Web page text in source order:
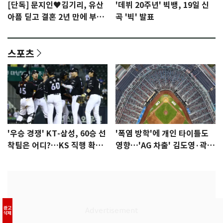
[단독] 문지인♥김기리, 유산
아픔 딛고 결혼 2년 만에 부모
'데뷔 20주년' 빅뱅, 19일 신
곡 '빅' 발표
스포츠
'우승 경쟁' KT-삼성, 60승 선
착팀은 어디?…KS 직행 확률
'폭염 방학'에 개인 타이틀도
영향…'AG 차출' 김도영·곽빈
광고
삭제